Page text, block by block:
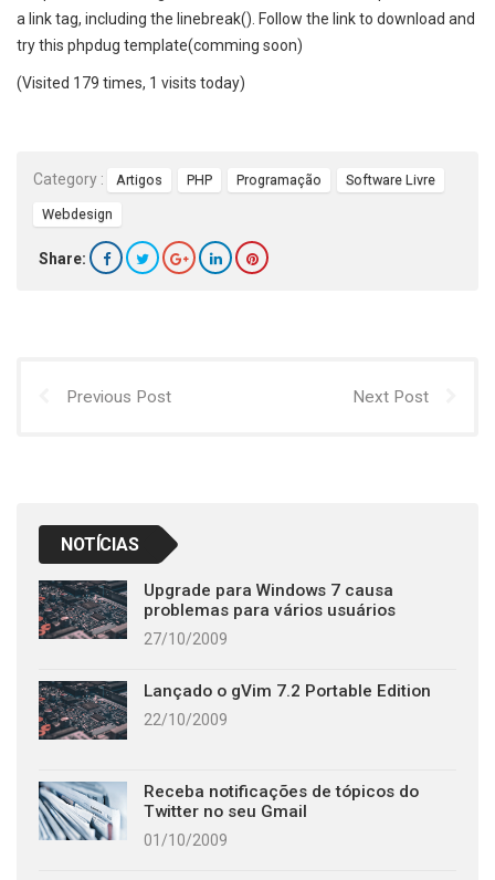
a link tag, including the linebreak(). Follow the link to download and
try this phpdug template(comming soon)
(Visited 179 times, 1 visits today)
Category : Artigos PHP Programação Software Livre
Webdesign
Share:
Previous Post Next Post
NOTÍCIAS
Upgrade para Windows 7 causa
problemas para vários usuários
27/10/2009
Lançado o gVim 7.2 Portable Edition
22/10/2009
Receba notificações de tópicos do
Twitter no seu Gmail
01/10/2009